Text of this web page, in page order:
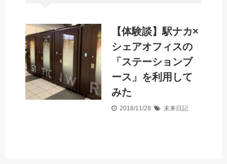
【体験談】駅ナカ×
シェアオフィスの
「ステーションブ
ース」を利用して
みた
2018/11/28 未来日記